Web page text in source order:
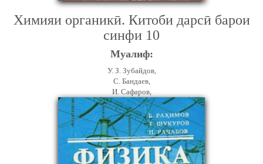
Химияи органикӣ. Китоби дарсӣ барои
синфи 10
Муалиф:
У. З. Зубайдов,
С. Бандаев,
И. Сафаров,